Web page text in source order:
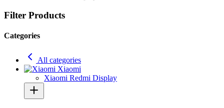
Filter Products
Categories
All categories
Xiaomi
Xiaomi Redmi Display